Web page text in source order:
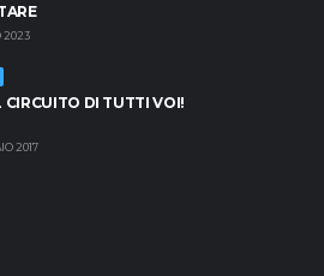
2023
CIRCUITO DI TUTTI VOI!
2017